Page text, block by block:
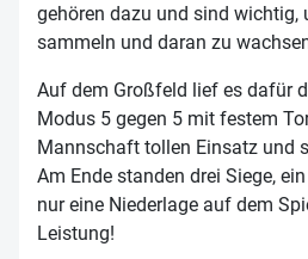
gehören dazu und sind wichtig,
sammeln und daran zu
Auf dem Großfeld lief es dafür
Modus 5 gegen 5 mit festem
Mannschaft tollen Einsatz und
Am Ende standen drei Siege,
nur eine Niederlage auf dem
Leistung!